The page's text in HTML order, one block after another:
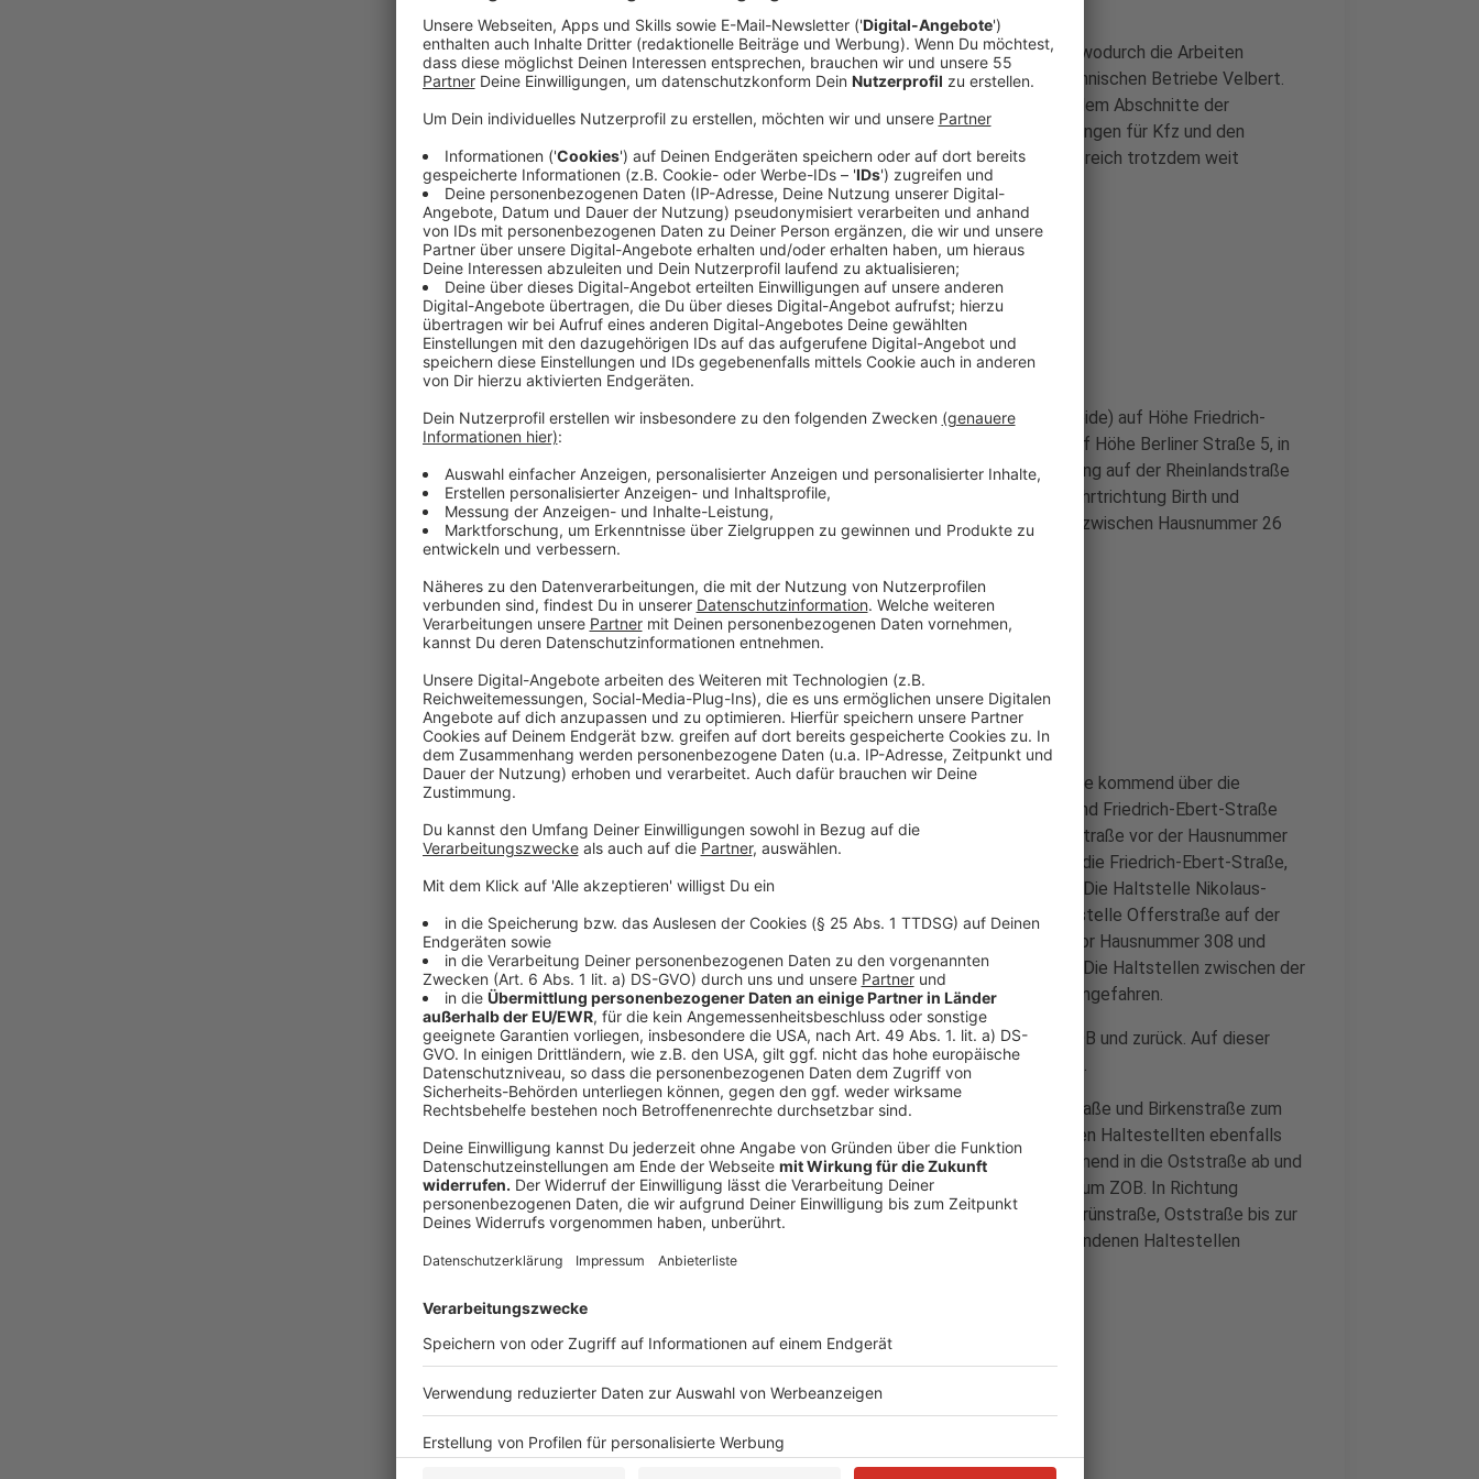
Rund um die Kreuzung werden danach noch die Ampeln erneuert, wodurch die Arbeiten
voraussichtlich etwa zwei Wochen dauern werden, sagen die Technischen Betriebe Velbert.
Vollgesperrt wird zum einen der Willy-Brandt-Platz selbst, außerdem Abschnitte der
Rheinlandstraße, Berliner Straße und Mettmanner Straße. Umleitungen für Kfz und den
Busverkehr werden eingerichtet. Wer sich auskennt, sollte den Bereich trotzdem weit
umfahren.
Anzeige
Welche Straßen(abschnitte) werden vollgesperrt?
Anzeige
Die Vollsperrung erfolgt in Richtung Süden (Fahrtrichtung Tönisheide) auf Höhe Friedrich-
Ebert-Straße Haus 1, in Richtung Norden (Fahrtrichtung Essen) auf Höhe Berliner Straße 5, in
Richtung Osten (Fahrtrichtung Langenberg) erfolgt die Vollsperrung auf der Rheinlandstraße
vor der Kreuzung Mettmanner Straße und in Richtung Westen (Fahrtrichtung Birth und
Heiligenhaus) in Höhe Rheinlandstraße 6. Die Mettmanner Straße zwischen Hausnummer 26
und 45 liegt innerhalb der Vollsperrung.
Anzeige
Buslinien werden umgeleitet
Anzeige
Die Linien649,746,747undSB66werden aus Richtung Tönisheide kommend über die
Friedrichstraße, Langenberger Straße, Oststraße, Schloßstraße und Friedrich-Ebert-Straße
zum ZOB umgeleitet. Eine Ersatzhaltstelle wird auf der Friedrichstraße vor der Hausnummer
269 eingerichtet. In Richtung Tönisheide fahren diese Linien über die Friedrich-Ebert-Straße,
Grünstraße, Oststraße, Langenberger Straße und Friedrichstraße. Die Haltstelle Nikolaus-
Ehlen-Gymnasium entfällt. Angefahren wird stattdessen die Haltstelle Offerstraße auf der
Grünstraße. Im weiteren Verlauf werden auf der Friedrichstraße vor Hausnummer 308 und
gegenüber vor Hausnummer 297 Ersatzhaltestellen eingerichtet. Die Haltstellen zwischen der
Grünstraße und der Berliner Straße 8 werden in dieser Zeit nicht angefahren.
Die Linie 770aus Heiligenhaus fährt über die Birkenstraße zum ZOB und zurück. Auf dieser
Strecke werden die schon vorhandenen Haltestellten angefahren.
Die LinieOV3fährt von der Mettmanner Straße über die Heidestraße und Birkenstraße zum
ZOB und zurück. Auf dieser Strecke werden die schon vorhandenen Haltestellten ebenfalls
angefahren. Die LinienOV6undOV7biegen aus Langenberg kommend in die Oststraße ab und
fahren weiter über die Schloßstraße und Friedrich-Ebert-Straße zum ZOB. In Richtung
Langenberg fahren diese Linien über die Friedrich-Ebert-Straße, Grünstraße, Oststraße bis zur
Langenberger Straße. Auf dieser Strecke werden die schon vorhandenen Haltestellen
angefahren.
Anzeige
Haltverbote müssen eingerichtet werden